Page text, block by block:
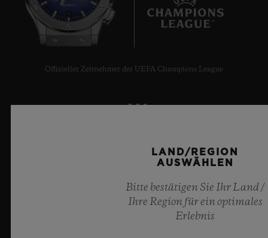
Offizieller Zeitnehmer der UEFA Champions League
NEWSLETTER
KUNDENDIENST
EINEN TERMIN VEREINBAREN
LAND/REGION
AUSWÄHLEN
Bitte bestätigen Sie Ihr Land /
Ihre Region für ein optimales
Erlebnis